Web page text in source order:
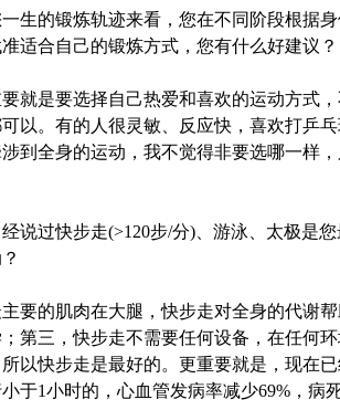
的锻炼轨迹来看，您在不同阶段根据身
适合自己的锻炼方式，您有什么好建议？
是要选择自己热爱和喜欢的运动方式，
以。有的人很灵敏、反应快，喜欢打乒
到全身的运动，我不觉得非要选哪一样
过快步走(>120步/分)、游泳、太极是您
的肌肉在大腿，快步走对全身的代谢帮
第三，快步走不需要任何设备，在任何
以快步走是最好的。更重要就是，现在
于1小时的，心血管发病率减少69%，病